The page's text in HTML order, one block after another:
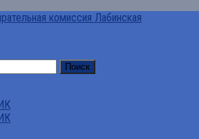
комиссия Лабинская